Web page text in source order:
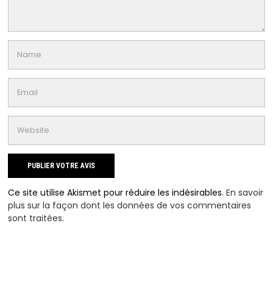
Ce site utilise Akismet pour réduire les indésirables.En savoir
plus sur la façon dont les données de vos commentaires
sont traitées.